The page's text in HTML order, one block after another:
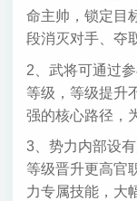
命主帅，锁定目
段消灭对手、夺
2、武将可通过
等级，等级提升
强的核心路径，
3、势力内部设
等级晋升更高官
力专属技能，大